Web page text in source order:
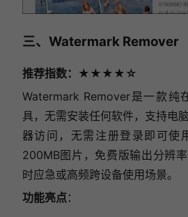
三、Watermark Remover
推荐指数：★★★★☆
Watermark Remover是一款纯
具，无需安装任何软件，支持电
器访问，无需注册登录即可使
200MB图片，免费版输出分辨
时应急或高频跨设备使用场景。
功能亮点 ：